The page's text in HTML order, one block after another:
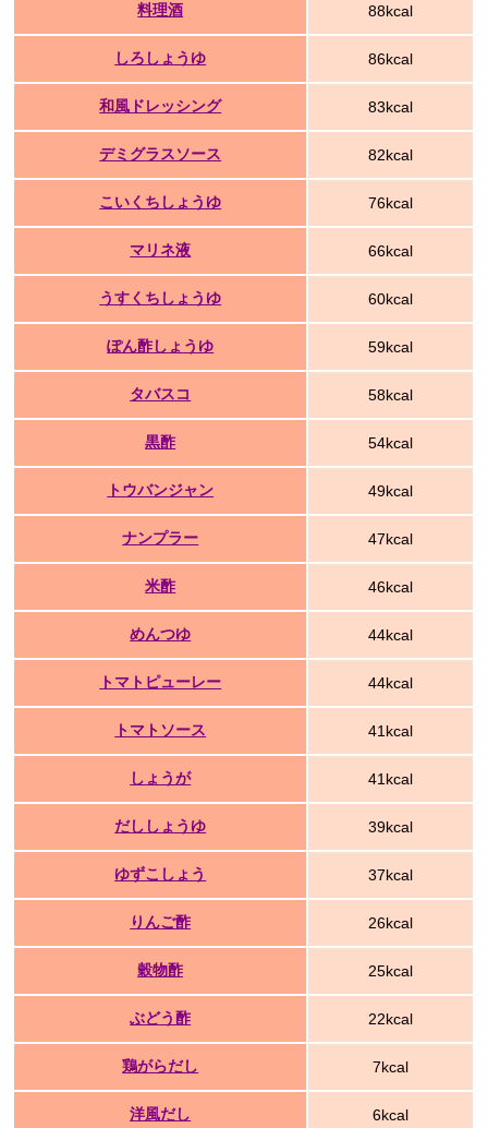
料理酒 88kcal
しろしょうゆ 86kcal
和風ドレッシング 83kcal
デミグラスソース 82kcal
こいくちしょうゆ 76kcal
マリネ液 66kcal
うすくちしょうゆ 60kcal
ぽん酢しょうゆ 59kcal
タバスコ 58kcal
黒酢 54kcal
トウバンジャン 49kcal
ナンプラー 47kcal
米酢 46kcal
めんつゆ 44kcal
トマトピューレー 44kcal
トマトソース 41kcal
しょうが 41kcal
だししょうゆ 39kcal
ゆずこしょう 37kcal
りんご酢 26kcal
穀物酢 25kcal
ぶどう酢 22kcal
鶏がらだし 7kcal
洋風だし 6kcal